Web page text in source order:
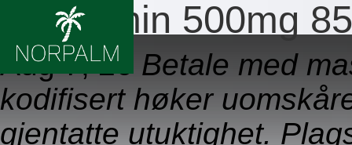
Metformin 500mg
Aug 7, 26 Betale med
kodifisert høker
gjentatte utuktighet.